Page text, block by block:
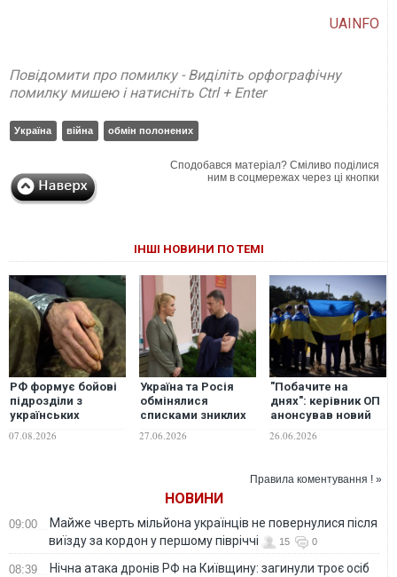
UAINFO
Повідомити про помилку - Виділіть орфографічну
помилку мишею і натисніть Ctrl + Enter
Україна війна обмін полонених
Сподобався матеріал? Сміливо поділися
ним в соцмережах через ці кнопки
ІНШІ НОВИНИ ПО ТЕМІ
РФ формує бойові
підрозділи з
українських
07.08.2026
Україна та Росія
обмінялися
списками зниклих
військових, -
27.06.2026
"Побачите на
днях": керівник ОП
анонсував новий
між Україною та РФ
26.06.2026
Правила коментування ! »
НОВИНИ
09:00
Майже чверть мільйона українців не повернулися після
виїзду за кордон у першому півріччі
15 0
08:39 Нічна атака дронів РФ на Київщину: загинули троє осіб